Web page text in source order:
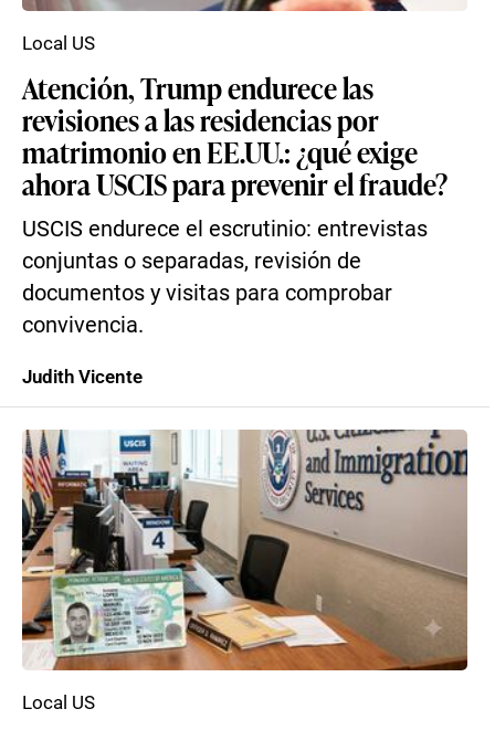
Atención, Trump endurece las
revisiones a las residencias por
matrimonio en EE.UU.: ¿qué exige
ahora USCIS para prevenir el fraude?
USCIS endurece el escrutinio: entrevistas
conjuntas o separadas, revisión de
documentos y visitas para comprobar
convivencia.
Local US
Judith Vicente
Local US